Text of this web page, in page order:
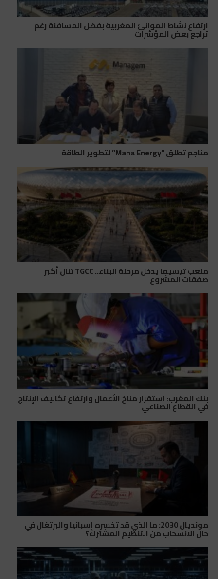
ارتفاع نشاط الموانئ المغربية بفضل المسافنة رغم
تراجع بعض المؤشرات
مناجم تطلق “Mana Energy” لتطوير الطاقة
ملعب تيسيما يدخل مرحلة البناء.. TGCC تنال أكبر
صفقات المشروع
بنك المغرب: استقرار مناخ الأعمال وارتفاع تكاليف الإنتاج
في القطاع الصناعي
مونديال 2030: ما الذي قد تخسره إسبانيا والبرتغال في
حال الانسحاب من التنظيم المشترك؟